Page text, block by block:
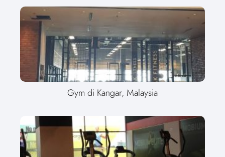
Gym di Kangar, Malaysia